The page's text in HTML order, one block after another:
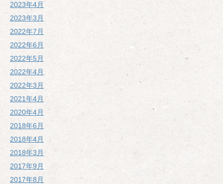
2023年4月
2023年3月
2022年7月
2022年6月
2022年5月
2022年4月
2022年3月
2021年4月
2020年4月
2018年6月
2018年4月
2018年3月
2017年9月
2017年8月